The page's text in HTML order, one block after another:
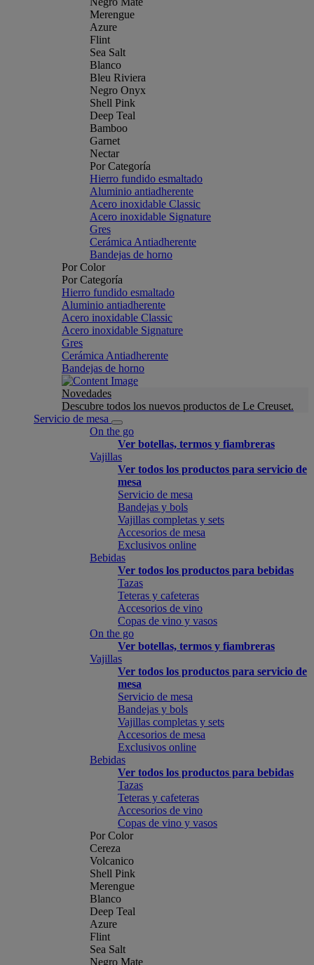
Merengue
Azure
Flint
Sea Salt
Blanco
Bleu Riviera
Negro Onyx
Shell Pink
Deep Teal
Bamboo
Garnet
Nectar
Por Categoría
Hierro fundido esmaltado
Aluminio antiadherente
Acero inoxidable Classic
Acero inoxidable Signature
Gres
Cerámica Antiadherente
Bandejas de horno
Por Color
Por Categoría
Hierro fundido esmaltado
Aluminio antiadherente
Acero inoxidable Classic
Acero inoxidable Signature
Gres
Cerámica Antiadherente
Bandejas de horno
Novedades
Descubre todos los nuevos productos de Le Creuset.
Servicio de mesa
On the go
Ver botellas, termos y fiambreras
Vajillas
Ver todos los productos para servicio de
mesa
Servicio de mesa
Bandejas y bols
Vajillas completas y sets
Accesorios de mesa
Exclusivos online
Bebidas
Ver todos los productos para bebidas
Tazas
Teteras y cafeteras
Accesorios de vino
Copas de vino y vasos
On the go
Ver botellas, termos y fiambreras
Vajillas
Ver todos los productos para servicio de
mesa
Servicio de mesa
Bandejas y bols
Vajillas completas y sets
Accesorios de mesa
Exclusivos online
Bebidas
Ver todos los productos para bebidas
Tazas
Teteras y cafeteras
Accesorios de vino
Copas de vino y vasos
Por Color
Cereza
Volcanico
Shell Pink
Merengue
Blanco
Deep Teal
Azure
Flint
Sea Salt
Negro Mate